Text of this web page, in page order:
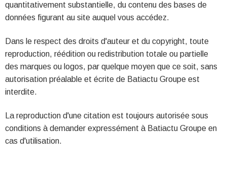
quantitativement substantielle, du contenu des bases de
données figurant au site auquel vous accédez.
Dans le respect des droits d'auteur et du copyright, toute
reproduction, réédition ou redistribution totale ou partielle
des marques ou logos, par quelque moyen que ce soit, sans
autorisation préalable et écrite de Batiactu Groupe est
interdite.
La reproduction d'une citation est toujours autorisée sous
conditions à demander expressément à Batiactu Groupe en
cas d'utilisation.